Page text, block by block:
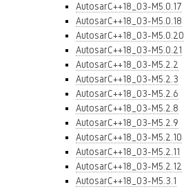
AutosarC++18_03-M5.0.17
AutosarC++18_03-M5.0.18
AutosarC++18_03-M5.0.20
AutosarC++18_03-M5.0.21
AutosarC++18_03-M5.2.2
AutosarC++18_03-M5.2.3
AutosarC++18_03-M5.2.6
AutosarC++18_03-M5.2.8
AutosarC++18_03-M5.2.9
AutosarC++18_03-M5.2.10
AutosarC++18_03-M5.2.11
AutosarC++18_03-M5.2.12
AutosarC++18_03-M5.3.1